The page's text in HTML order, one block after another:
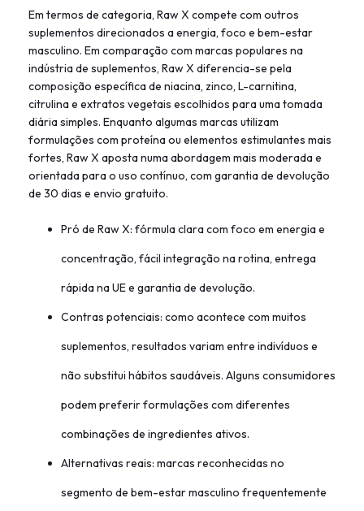
Em termos de categoria, Raw X compete com outros
suplementos direcionados a energia, foco e bem-estar
masculino. Em comparação com marcas populares na
indústria de suplementos, Raw X diferencia-se pela
composição específica de niacina, zinco, L-carnitina,
citrulina e extratos vegetais escolhidos para uma tomada
diária simples. Enquanto algumas marcas utilizam
formulações com proteína ou elementos estimulantes mais
fortes, Raw X aposta numa abordagem mais moderada e
orientada para o uso contínuo, com garantia de devolução
de 30 dias e envio gratuito.
Pró de Raw X: fórmula clara com foco em energia e
concentração, fácil integração na rotina, entrega
rápida na UE e garantia de devolução.
Contras potenciais: como acontece com muitos
suplementos, resultados variam entre indivíduos e
não substitui hábitos saudáveis. Alguns consumidores
podem preferir formulações com diferentes
combinações de ingredientes ativos.
Alternativas reais: marcas reconhecidas no
segmento de bem-estar masculino frequentemente